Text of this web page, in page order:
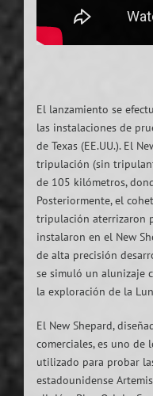
El lanzamiento se
las instalaciones de
de Texas (EE.UU.). El
tripulación (sin
de 105 kilómetros,
Posteriormente, el
tripulación aterrizaron
instalaron en el New
de alta precisión
se simuló un alunizaje
la exploración de la
El New Shepard,
comerciales, es uno de
utilizado para probar
estadounidense